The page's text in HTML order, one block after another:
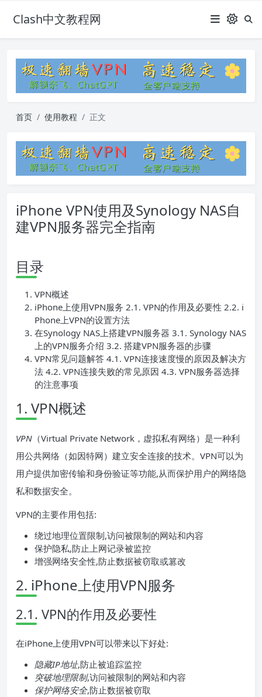
Clash中文教程网
首页 使用教程 正文
iPhone VPN使用及Synology NAS自
建VPN服务器完全指南
目录
VPN概述
iPhone上使用VPN服务 2.1. VPN的作用及必要性 2.2. i
Phone上VPN的设置方法
在Synology NAS上搭建VPN服务器 3.1. Synology NAS
上的VPN服务介绍 3.2. 搭建VPN服务器的步骤
VPN常见问题解答 4.1. VPN连接速度慢的原因及解决方
法 4.2. VPN连接失败的常见原因 4.3. VPN服务器选择
的注意事项
1. VPN概述
VPN （Virtual Private Network，虚拟私有网络）是一种利
用公共网络（如因特网）建立安全连接的技术。VPN可以为
用户提供加密传输和身份验证等功能,从而保护用户的网络隐
私和数据安全。
VPN的主要作用包括:
绕过地理位置限制,访问被限制的网站和内容
保护隐私,防止上网记录被监控
增强网络安全性,防止数据被窃取或篡改
2. iPhone上使用VPN服务
2.1. VPN的作用及必要性
在iPhone上使用VPN可以带来以下好处:
隐藏IP地址,防止被追踪监控
突破地理限制,访问被限制的网站和内容
保护网络安全,防止数据被窃取